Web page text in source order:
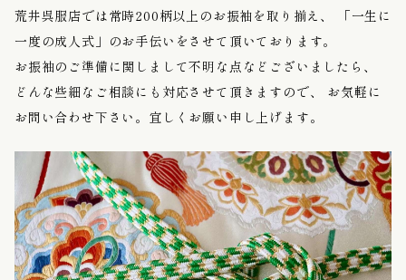
荒井呉服店では常時200柄以上のお振袖を取り揃え、
「一生に
一度の成人式」のお手伝いをさせて頂いております。
お振袖のご準備に関しまして不明な点などございましたら、
どんな些細なご相談にも対応させて頂きますので、
お気軽に
お問い合わせ下さい。宜しくお願い申し上げます。